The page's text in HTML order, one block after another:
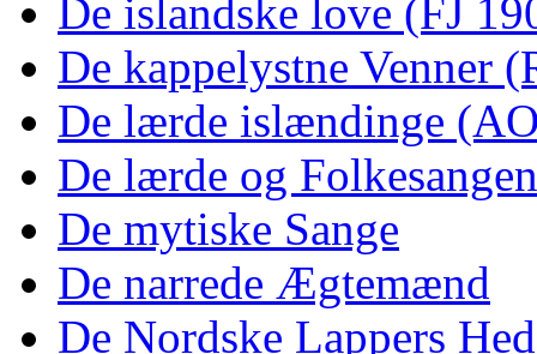
De islandske love (FJ
De kappelystne Venner
De lærde islændinge
De lærde og
De mytiske Sange
De narrede Ægtemænd
De Nordske Lappers